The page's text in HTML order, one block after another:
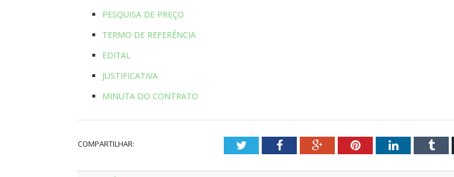
PESQUISA DE PREÇO
TERMO DE REFERÊNCIA
EDITAL
JUSTIFICATIVA
MINUTA DO CONTRATO
COMPARTILHAR: TwitterFacebookGoogle+PinterestLinkedIn